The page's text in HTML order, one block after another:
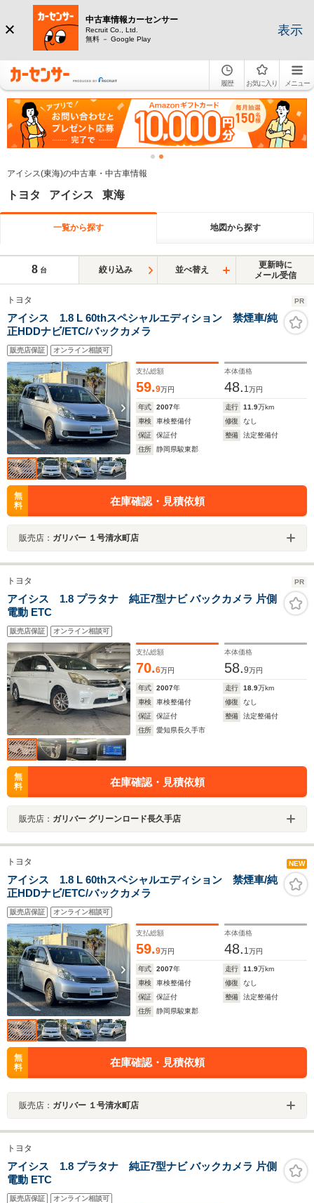
中古車情報カーセンサー
Recruit Co., Ltd.
無料 － Google Play
表示
履歴 お気に入り メニュー
アイシス(東海)の中古車・中古車情報
トヨタ アイシス 東海
一覧から探す 地図から探す
8 台 絞り込み 並べ替え
更新時に
メール受信
トヨタ PR
アイシス 1.8 L 60thスペシャルエディション 禁煙車/純
正HDDナビ/ETC/バックカメラ
販売店保証 オンライン相談可
支払総額
59.9万円
本体価格
48. 1万円
年式 2007年 走行 11.9万km
車検
車検整備付 修復
なし
保証
保証付 整備
法定整備付
住所
静岡県駿東郡
無
料
在庫確認・見積依頼
販売店： ガリバー １号清水町店
トヨタ PR
アイシス 1.8 プラタナ 純正7型ナビ バックカメラ 片側
電動 ETC
販売店保証 オンライン相談可
支払総額
70.6万円
本体価格
58.9万円
年式 2007年 走行 18.9万km
車検
車検整備付 修復
なし
保証
保証付 整備
法定整備付
住所
愛知県長久手市
無
料
在庫確認・見積依頼
販売店： ガリバー グリーンロード長久手店
トヨタ NEW
アイシス 1.8 L 60thスペシャルエディション 禁煙車/純
正HDDナビ/ETC/バックカメラ
販売店保証 オンライン相談可
支払総額
59.9万円
本体価格
48. 1万円
年式 2007年 走行 11.9万km
車検
車検整備付 修復
なし
保証
保証付 整備
法定整備付
住所
静岡県駿東郡
無
料
在庫確認・見積依頼
販売店： ガリバー １号清水町店
トヨタ
アイシス 1.8 プラタナ 純正7型ナビ バックカメラ 片側
電動 ETC
販売店保証 オンライン相談可